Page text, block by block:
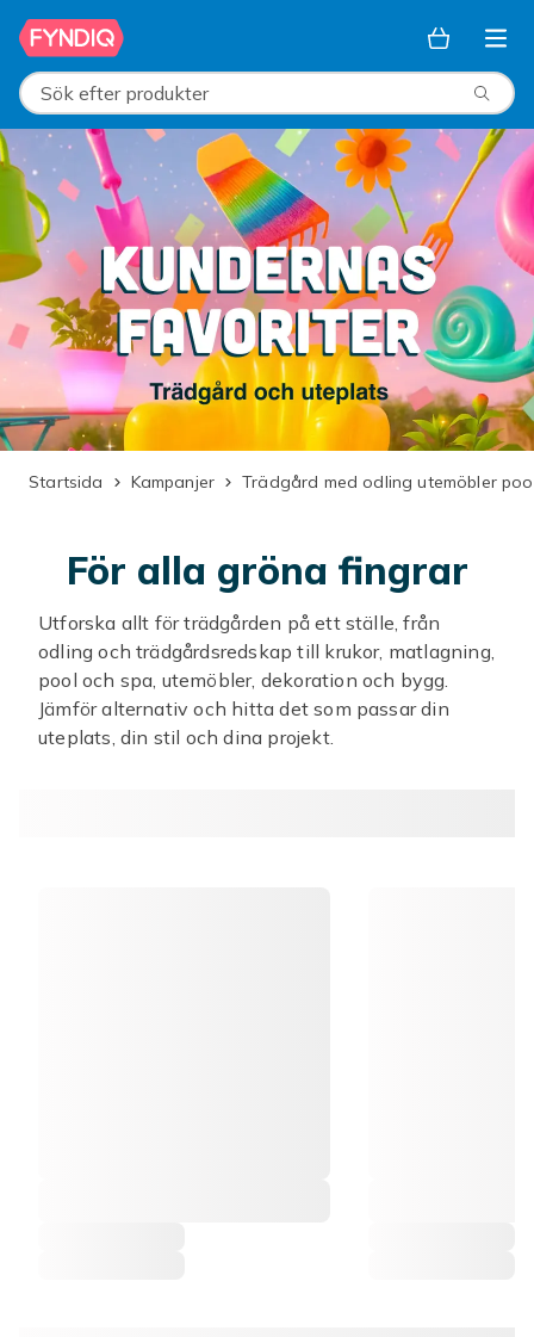
Hoppa till huvudinnehållet
Sök efter produkter
Startsida Kampanjer Trädgård med odling utemöbler
För alla gröna fingrar
Utforska allt för trädgården på ett ställe, från
odling och trädgårdsredskap till krukor, matlagning,
pool och spa, utemöbler, dekoration och bygg.
Jämför alternativ och hitta det som passar din
uteplats, din stil och dina projekt.